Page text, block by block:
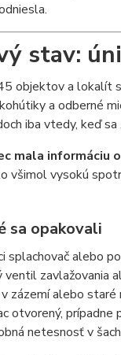
stav:
objektov a lokalít
a odberné
iba vtedy, keď
mala informáciu
všimol vysokú
sa opakovali
splachovač alebo
zavlažovania
zázemí alebo
otvorený,
netesnosť v